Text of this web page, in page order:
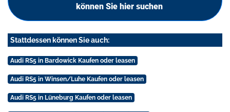
können Sie hier suchen
Stattdessen können Sie auch:
Audi RS5 in Bardowick Kaufen oder leasen
Audi RS5 in Winsen/Luhe Kaufen oder leasen
Audi RS5 in Lüneburg Kaufen oder leasen